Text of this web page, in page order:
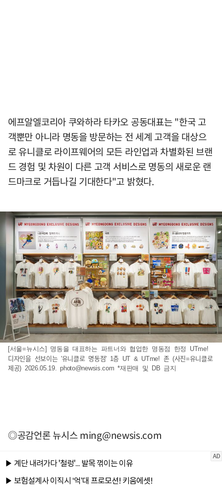
에프알엘코리아 쿠와하라 타카오 공동대표는 "한국 고
객뿐만 아니라 명동을 방문하는 전 세계 고객을 대상으
로 유니클로 라이프웨어의 모든 라인업과 차별화된 브랜
드 경험 및 차원이 다른 고객 서비스로 명동의 새로운 랜
드마크로 거듭나길 기대한다"고 밝혔다.
[서울=뉴시스] 명동을 대표하는 파트너와 협업한 명동점 한정 UTme!
디자인을 선보이는 '유니클로 명동점' 1층 UT & UTme! 존 (사진=유니클로
제공) 2026.05.19.photo@newsis.com *재판매 및 DB 금지
◎공감언론 뉴시스ming@newsis.com